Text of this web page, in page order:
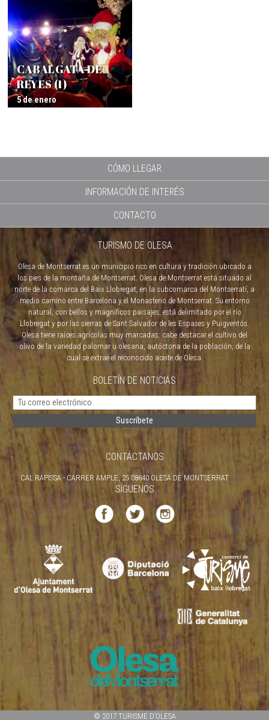
CABALGATA DE
REYES (1)
5 de enero
CÓMO LLEGAR
INFORMACIÓN DE INTERÉS
CONTACTO
TURISMO DE OLESA
Olesa de Montserrat es un municipio rico en cultura y tradición ubicado a
los pies de la montaña de Montserrat. Olesa de Montserrat está situado al
norte de la comarca del Baix Llobregat, en la subcomarca del Montserratí, a
medio camino entre Barcelona y el Monasterio de Montserrat. Su entorno
natural, con bellos y magníficos paisajes, está delimitado por el río
Llobregat y por las sierras de Sant Salvador de les Espases y Puigventós.
Olesa tiene raíces agrícolas muy marcadas: cabe destacar el cultivo del
olivo de la variedad palomar u olesana, autóctona de la población, de la
cual se extrae el reconocido aceite de Olesa.
BOLETÍN DE NOTICIAS
CONTÁCTANOS
CAL RAPISSA - CARRER AMPLE, 25 08640 OLESA DE MONTSERRAT
SÍGUENOS
© 2017 TURISME D’OLESA